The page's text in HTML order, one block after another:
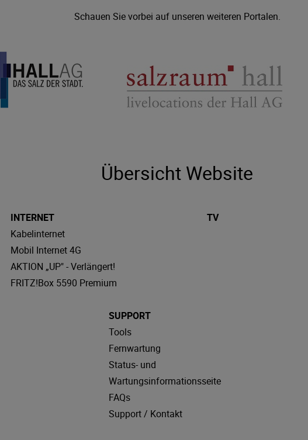
Schauen Sie vorbei auf unseren weiteren Portalen.
Übersicht Website
INTERNET
Kabelinternet
Mobil Internet 4G
AKTION „UP" - Verlängert!
FRITZ!Box 5590 Premium
TV
SUPPORT
Tools
Fernwartung
Status- und
Wartungsinformationsseite
FAQs
Support / Kontakt